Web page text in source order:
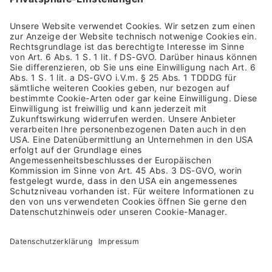
Impressum
Allgemeine Geschäftsbedingungen
Datenschutzhinweis
Barrierefreiheit
Rücksendung
Versandkosten & Lieferung
Zahlungsarten
Altgeräterücknahme & Batterieentsorgung